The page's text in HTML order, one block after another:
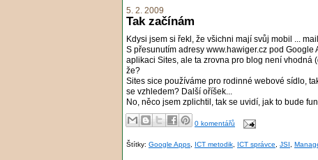
5. 2. 2009
Tak začínám
Kdysi jsem si řekl, že všichni mají svůj mobil ...
S přesunutím adresy www.hawiger.cz pod
aplikaci Sites, ale ta zrovna pro blog není vhodná
že?
Sites sice používáme pro rodinné webové sídlo,
se vzhledem? Další oříšek...
No, něco jsem zplichtil, tak se uvidí, jak to bude
0 komentářů
Štítky: Google Apps, ICT metodik, ICT správce, JSI ,